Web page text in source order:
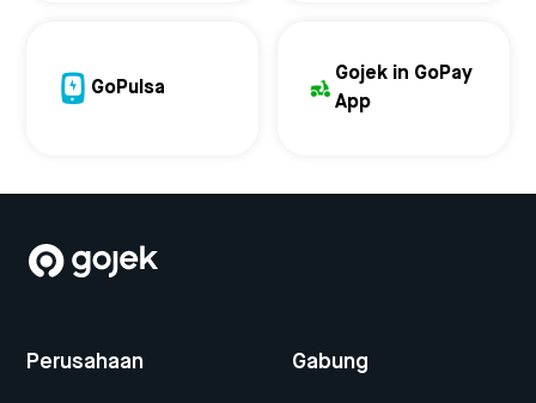
GoPulsa
Gojek in GoPay
App
Perusahaan Gabung